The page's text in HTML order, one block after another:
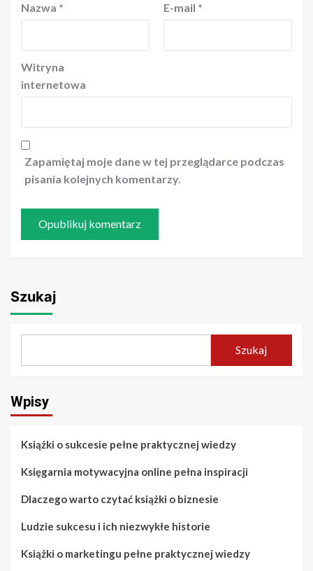
Nazwa * E-mail *
Witryna
internetowa
Zapamiętaj moje dane w tej przeglądarce podczas
pisania kolejnych komentarzy.
Szukaj
Szukaj
Wpisy
Książki o sukcesie pełne praktycznej wiedzy
Księgarnia motywacyjna online pełna inspiracji
Dlaczego warto czytać książki o biznesie
Ludzie sukcesu i ich niezwykłe historie
Książki o marketingu pełne praktycznej wiedzy